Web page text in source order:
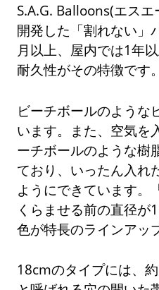
S.A.G. Balloons(エス
開発した「割れない」
月以上、屋内では1年
耐久性がその特徴です。
ビーチボールのような
います。また、空気を
ーチボールのような樹
ており、いったん入れ
ようにできています。
くらませる前の直径が
色が特長のラインアッ
18cmのタイプには、